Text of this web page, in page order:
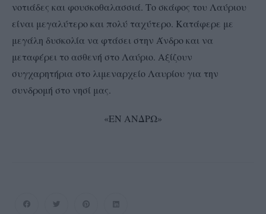
νοτιάδες και φουσκοθαλασσιά. Το σκάφος του Λαύριου
είναι μεγαλύτερο και πολύ ταχύτερο. Κατάφερε με
μεγάλη δυσκολία να φτάσει στην Άνδρο και να
μεταφέρει το ασθενή στο Λαύριο. Αξίζουν
συγχαρητήρια στο λιμεναρχείο Λαυρίου για την
συνδρομή στο νησί μας.
«ΕΝ ΑΝΔΡΩ»